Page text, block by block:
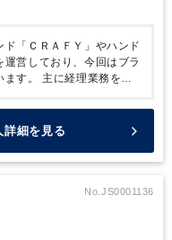
「ＣＲＡＦＹ」やハンド
営しており、今回はブラ
す。
主に経理業務をお
る方を歓迎します。一緒
お待ちしています。
詳細を見る
No.JS0001136